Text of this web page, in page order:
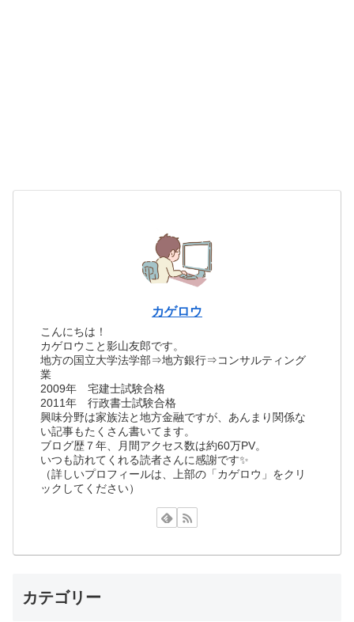
カゲロウ
こんにちは！
カゲロウこと影山友郎です。
地方の国立大学法学部⇒地方銀行⇒コンサルティング
業
2009年 宅建士試験合格
2011年 行政書士試験合格
興味分野は家族法と地方金融ですが、あんまり関係な
い記事もたくさん書いてます。
ブログ歴７年、月間アクセス数は約60万PV。
いつも訪れてくれる読者さんに感謝です✨
（詳しいプロフィールは、上部の「カゲロウ」をクリ
ックしてください）
カテゴリー